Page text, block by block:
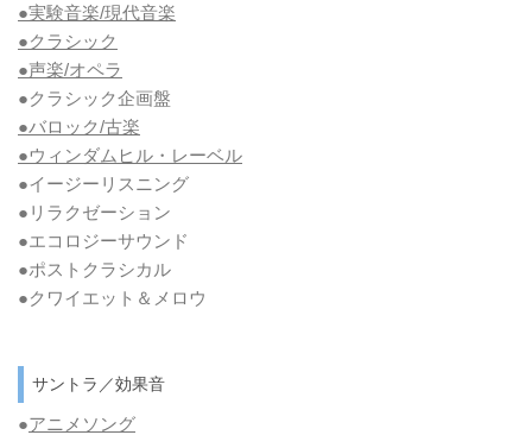
●実験音楽/現代音楽
●クラシック
●声楽/オペラ
●クラシック企画盤
●バロック/古楽
●ウィンダムヒル・レーベル
●イージーリスニング
●リラクゼーション
●エコロジーサウンド
●ポストクラシカル
●クワイエット＆メロウ
サントラ／効果音
●アニメソング